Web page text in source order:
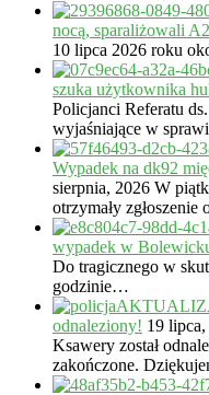
nocą, sparaliżowali
10 lipca 2026 roku
szuka użytkownika
Policjanci Referatu
wyjaśniające w
Wypadek na dk92
sierpnia, 2026 W
otrzymały
wypadek w
Do tragicznego w
godzinie…
odnaleziony! 19
Ksawery został
zakończone.